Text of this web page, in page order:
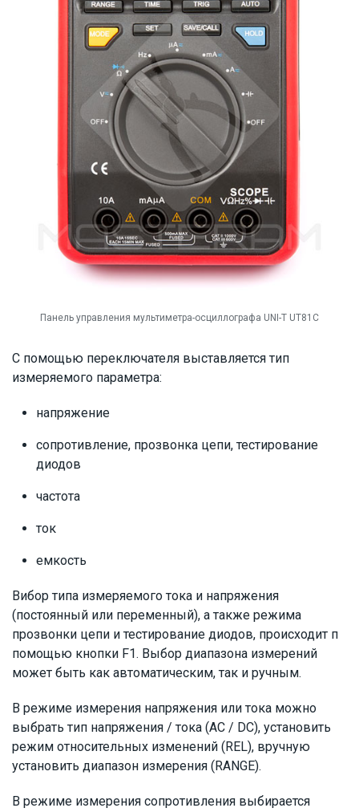
Панель управления мультиметра-осциллографа UNI-T UT81C
С помощью переключателя выставляется тип
измеряемого параметра:
напряжение
сопротивление, прозвонка цепи, тестирование
диодов
частота
ток
емкость
Вибор типа измеряемого тока и напряжения
(постоянный или переменный), а также режима
прозвонки цепи и тестирование диодов, происходит п
помощью кнопки F1. Выбор диапазона измерений
может быть как автоматическим, так и ручным.
В режиме измерения напряжения или тока можно
выбрать тип напряжения / тока (AC / DC), установить
режим относительных изменений (REL), вручную
установить диапазон измерения (RANGE).
В режиме измерения сопротивления выбирается